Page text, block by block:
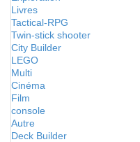
Livres
Tactical-RPG
Twin-stick shooter
City Builder
LEGO
Multi
Cinéma
Film
console
Autre
Deck Builder